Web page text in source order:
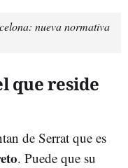
nueva normativa
que reside
de Serrat que es
. Puede que su